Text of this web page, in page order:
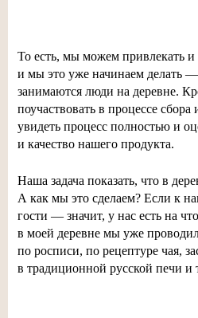
То есть, мы можем привлекать и
и мы это уже начинаем делать
занимаются люди на деревне.
поучаствовать в процессе сбора
увидеть процесс полностью и
и качество нашего продукта.
Наша задача показать, что в
А как мы это сделаем? Если к
гости — значит, у нас есть на
в моей деревне мы уже
по росписи, по рецептуре чая,
в традиционной русской печи и